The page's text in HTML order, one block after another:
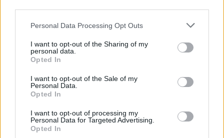
Personal Data Processing Opt Outs
I want to opt-out of the Sharing of my
personal data.
Opted In
I want to opt-out of the Sale of my
Personal Data.
Opted In
I want to opt-out of processing my
Personal Data for Targeted Advertising.
Opted In